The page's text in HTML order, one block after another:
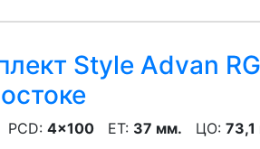
Style Advan
PCD: 4x100 ET: 37 мм. ЦО: